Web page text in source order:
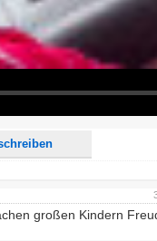
Deinem Kommentar entfernt.
oder "http://" in URLs
Kommentare erscheinen.
großen Kindern